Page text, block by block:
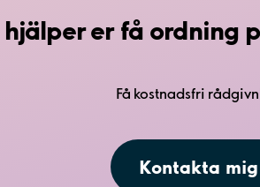
er få ordning
Få kostnadsfri
Kontakta mig